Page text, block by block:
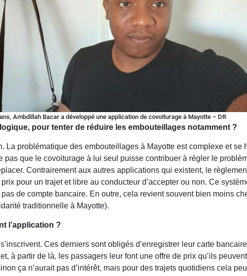
Ambdillah Bacar a développé une application de covoiturage à Mayotte – DR
pour tenter de réduire les embouteillages notamment ?
La problématique des embouteillages à Mayotte est complexe et se
pas que le covoiturage à lui seul puisse contribuer à régler le
Contrairement aux autres applications qui existent, le
pour un trajet et libre au conducteur d’accepter ou non. Ce
de compte bancaire. En outre, cela revient souvent bien moins
traditionnelle à Mayotte).
l’application ?
Ces derniers sont obligés d’enregistrer leur carte
à partir de là, les passagers leur font une offre de prix qu’ils
ça n’aurait pas d’intérêt, mais pour des trajets quotidiens cela